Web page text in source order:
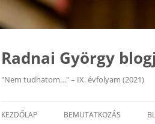
Kilépés
tartalomba
Radnai György
"Nem tudhatom…" – IX. évfolyam (2021)
KEZDŐLAP BEMUTATKOZÁS